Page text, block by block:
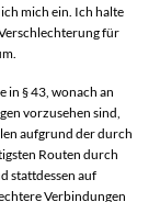
mich ein. Ich halte
für
in § 43, wonach an
vorzusehen sind,
aufgrund der durch
Routen durch
stattdessen auf
Verbindungen